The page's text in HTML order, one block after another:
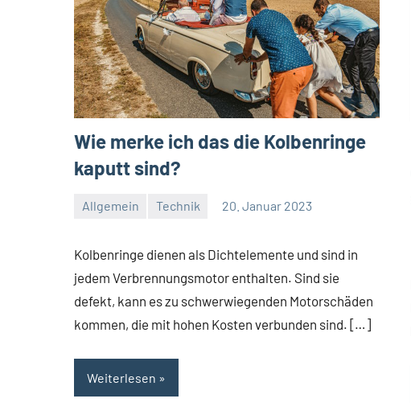
Wie merke ich das die Kolbenringe
kaputt sind?
Allgemein Technik 20. Januar 2023
Redaktion
Keine
Kolbenringe dienen als Dichtelemente und sind in
jedem Verbrennungsmotor enthalten. Sind sie
defekt, kann es zu schwerwiegenden Motorschäden
kommen, die mit hohen Kosten verbunden sind. […]
Weiterlesen